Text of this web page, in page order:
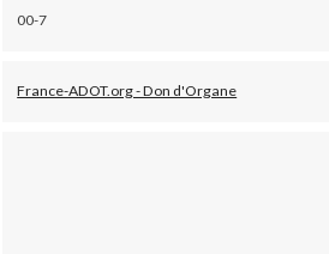
00-7
France-ADOT.org - Don d'Organe